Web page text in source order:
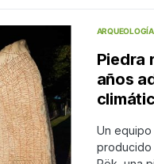
ARQUEOLOGÍA
Piedra
años
Un
producido